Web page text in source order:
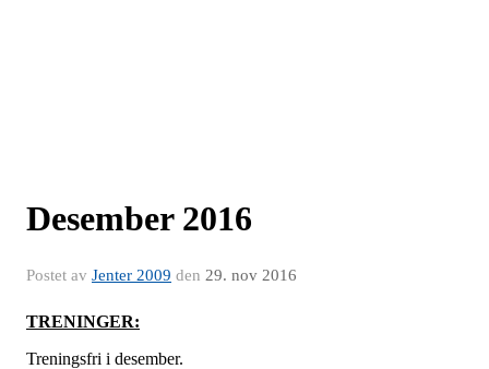
Desember 2016
Postet av Jenter 2009 den 29. nov 2016
TRENINGER:
Treningsfri i desember.